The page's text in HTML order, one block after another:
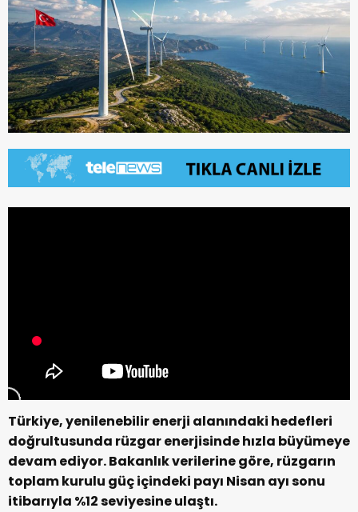
Türkiye, yenilenebilir enerji alanındaki hedefleri
doğrultusunda rüzgar enerjisinde hızla büyümeye
devam ediyor. Bakanlık verilerine göre, rüzgarın
toplam kurulu güç içindeki payı Nisan ayı sonu
itibarıyla %12 seviyesine ulaştı.